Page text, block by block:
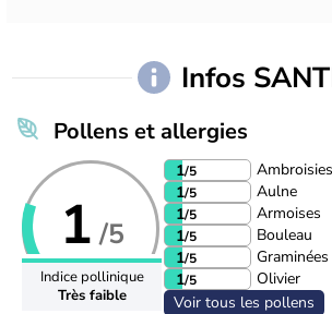
Infos
Pollens et allergies
1 /5
Indice pollinique
Très faible
1/5
Ambroisies
1/5
Aulne
1/5
Armoises
1/5
Bouleau
1/5
Graminées
1/5
Olivier
Voir tous les pollens